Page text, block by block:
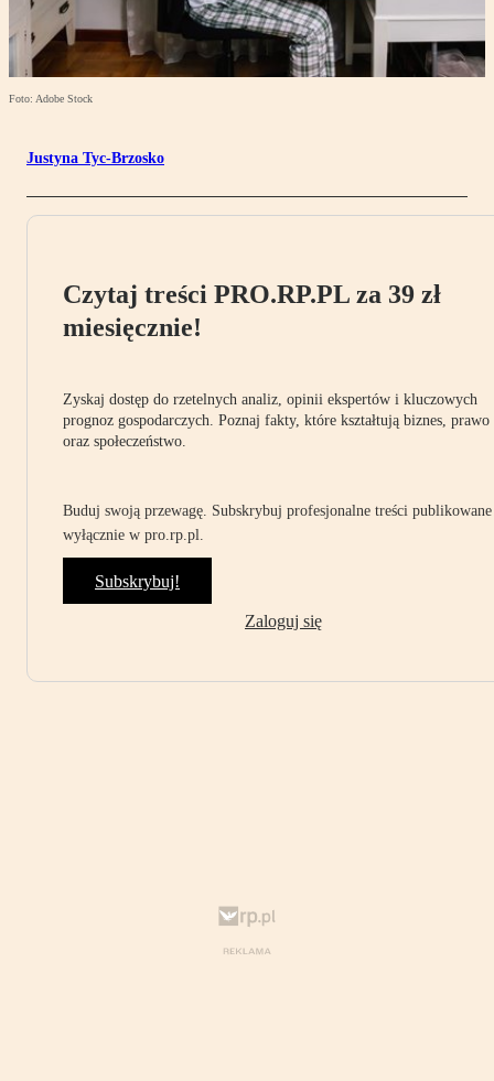
Foto: Adobe Stock
Justyna Tyc-Brzosko
Czytaj treści PRO.RP.PL za 39 zł
miesięcznie!
Zyskaj dostęp do rzetelnych analiz, opinii ekspertów i kluczowych
prognoz gospodarczych. Poznaj fakty, które kształtują biznes, prawo
oraz społeczeństwo.
Buduj swoją przewagę. Subskrybuj profesjonalne treści publikowane
wyłącznie w pro.rp.pl.
Subskrybuj!
Zaloguj się